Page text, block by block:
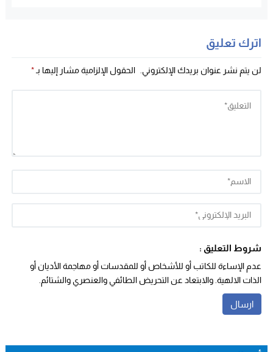
اترك تعليق
لن يتم نشر عنوان بريدك الإلكتروني. الحقول الإلزامية مشار إليها بـ *
شروط التعليق :
عدم الإساءة للكاتب أو للأشخاص أو للمقدسات أو مهاجمة الأديان أو
الذات الالهية. والابتعاد عن التحريض الطائفي والعنصري والشتائم.